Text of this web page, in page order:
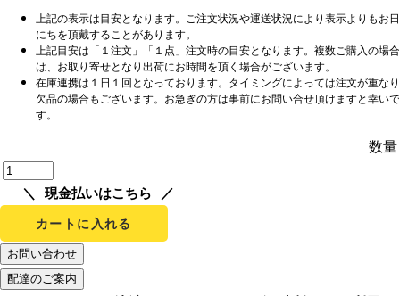
上記の表示は目安となります。ご注文状況や運送状況により表示よりもお日
にちを頂戴することがあります。
上記目安は「１注文」「１点」注文時の目安となります。複数ご購入の場合
は、お取り寄せとなり出荷にお時間を頂く場合がございます。
在庫連携は１日１回となっております。タイミングによっては注文が重なり
欠品の場合もございます。お急ぎの方は事前にお問い合せ頂けますと幸いで
す。
数量
現金払いはこちら
カートに入れる